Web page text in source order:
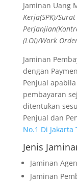
Jaminan Uang
Kerja(SPK)/
(LOI)/Work
Jaminan
dengan
Penjual
pembayaran
ditentukan
Penjual dan
No.1 Di Jakarta
Jenis
Jaminan
Jaminan